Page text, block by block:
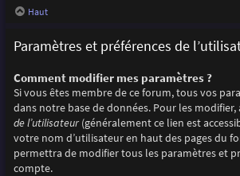
Haut
Paramètres et préférences de
Comment modifier mes paramètres ?
Si vous êtes membre de ce forum, tous vos
dans notre base de données. Pour les modifier,
de l’utilisateur(généralement ce lien est
votre nom d’utilisateur en haut des pages du
permettra de modifier tous les paramètres et
compte.